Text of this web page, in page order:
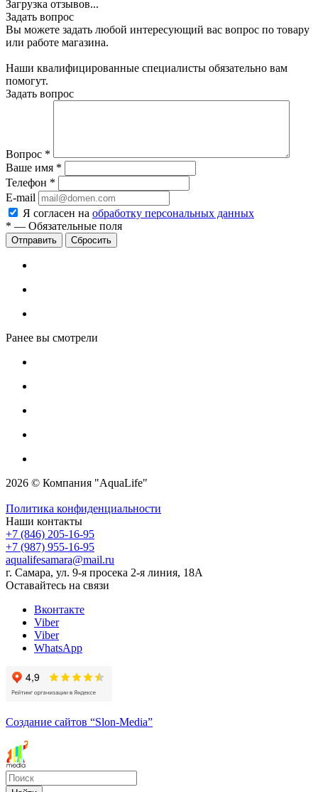
Загрузка отзывов...
Задать вопрос
Вы можете задать любой интересующий вас вопрос по товару
или работе магазина.
Наши квалифицированные специалисты обязательно вам
помогут.
Задать вопрос
Вопрос *
Ваше имя *
Телефон *
E-mail
Я согласен на обработку персональных данных
* — Обязательные поля
Сбросить
Ранее вы смотрели
2026 © Компания "AquaLife"
Политика конфиденциальности
Наши контакты
+7 (846) 205-16-95
+7 (987) 955-16-95
aqualifesamara@mail.ru
г. Самара, ул. 9-я просека 2-я линия, 18А
Оставайтесь на связи
Вконтакте
Viber
Viber
WhatsApp
Создание сайтов “Slon-Media”